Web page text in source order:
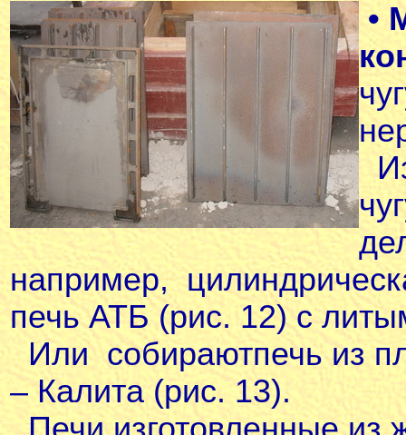
•
например,
печь АТБ (рис. 12) с
Или собираютпечь из
– Калита (рис. 13).